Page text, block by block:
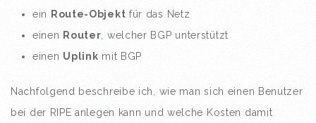
ein
Route-Objekt für das Netz
einen Router , welcher BGP unterstützt
einen Uplink mit BGP
Nachfolgend beschreibe ich, wie man sich einen Benutzer
bei der RIPE anlegen kann und welche Kosten damit